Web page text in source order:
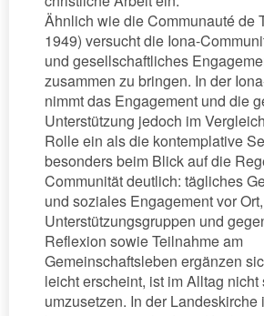
Ähnlich wie die Communauté de
1949) versucht die Iona-
und gesellschaftliches
zusammen zu bringen. In der
nimmt das Engagement und die
Unterstützung jedoch im
Rolle ein als die kontemplative
besonders beim Blick auf die
Communität deutlich: tägliches
und soziales Engagement vor Ort,
Unterstützungsgruppen und
Reflexion sowie Teilnahme am
Gemeinschaftsleben ergänzen
leicht erscheint, ist im Alltag nicht
umzusetzen. In der Landeskirche